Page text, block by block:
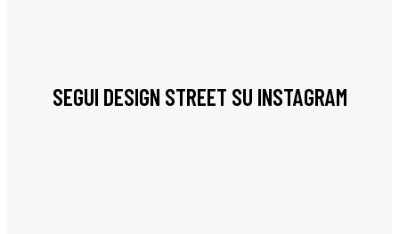
SEGUI DESIGN STREET SU INSTAGRAM